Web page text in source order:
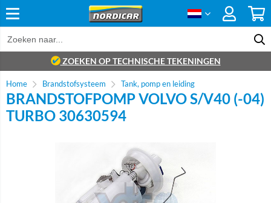
ZOEKEN OP TECHNISCHE TEKENINGEN
Home Brandstofsysteem Tank, pomp en leiding
BRANDSTOFPOMP VOLVO S/V40 (-04)
TURBO 30630594